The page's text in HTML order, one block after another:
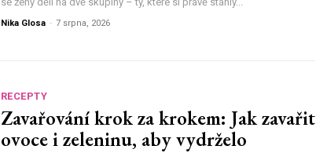
Nika Glosa - 7 srpna, 2026
RECEPTY
Zavařování krok za krokem: Jak zavařit
ovoce i zeleninu, aby vydrželo